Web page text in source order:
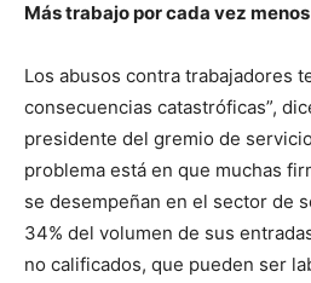
Más trabajo por cada vez
Los abusos contra trabajadores
consecuencias catastróficas”,
presidente del gremio de
problema está en que muchas
se desempeñan en el sector de
34% del volumen de sus
no calificados, que pueden ser